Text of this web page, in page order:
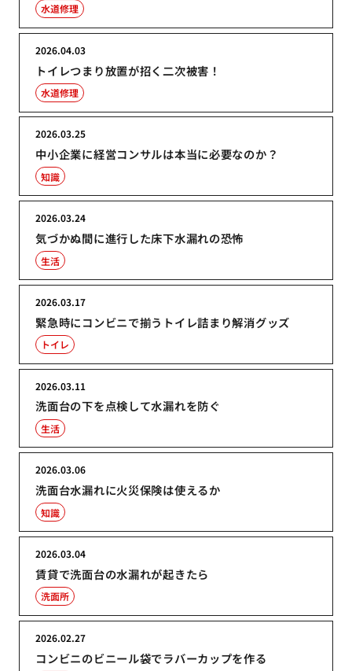
水道修理
トイレつまり放置が招く二次被害！
2026.04.03
水道修理
中小企業に経営コンサルは本当に必要なのか？
2026.03.25
知識
気づかぬ間に進行した床下水漏れの恐怖
2026.03.24
生活
緊急時にコンビニで揃うトイレ詰まり解消グッズ
2026.03.17
トイレ
洗面台の下を点検して水漏れを防ぐ
2026.03.11
生活
洗面台水漏れに火災保険は使えるか
2026.03.06
知識
賃貸で洗面台の水漏れが起きたら
2026.03.04
洗面所
コンビニのビニール袋でラバーカップを作る
2026.02.27